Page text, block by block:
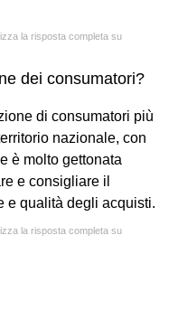
la risposta completa su
dei consumatori?
di consumatori più
nazionale, con
è molto gettonata
e consigliare il
e qualità degli acquisti.
la risposta completa su